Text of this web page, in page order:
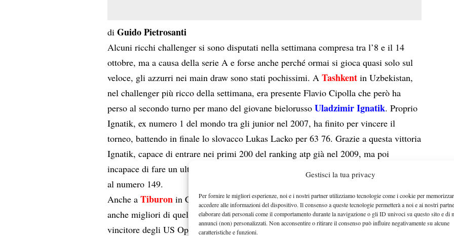
Gestisci la tua privacy
Per fornire le migliori esperienze, noi e i nostri partner utilizziamo tecnologie come i cookie per
accedere alle informazioni del dispositivo. Il consenso a queste tecnologie permetterà a noi e ai nostri
elaborare dati personali come il comportamento durante la navigazione o gli ID univoci su questo sito e di
annunci (non) personalizzati. Non acconsentire o ritirare il consenso può influire negativamente su alcune
caratteristiche e funzioni.
diGuido Pietrosanti
Alcuni ricchi challenger si sono disputati nella settimana compresa tra l’8 e il 14
ottobre, ma a causa della serie A e forse anche perché ormai si gioca quasi solo sul
veloce, gli azzurri nei main draw sono stati pochissimi. ATashkent in Uzbekistan,
nel challenger più ricco della settimana, era presente Flavio Cipolla che però ha
perso al secondo turno per mano del giovane bielorussoUladzimir Ignatik. Proprio
Ignatik, ex numero 1 del mondo tra gli junior nel 2007, ha finito per vincere il
torneo, battendo in finale lo slovacco Lukas Lacko per 63 76. Grazie a questa vittoria
Ignatik, capace di entrare nei primi 200 del ranking atp già nel 2009, ma poi
incapace di fare un ulteriore salto di qualità, migliora il suo best ranking, portandolo
al numero 149.
Anche aTiburon in California, ha vinto un giovane di belle speranze, probabilmente
anche migliori di quelle di Ignatik. Si tratta dell’americanoJack Sock, classe 92,
vincitore degli US Open junior nel 2009 e rallentato poi da una serie di infortuni che